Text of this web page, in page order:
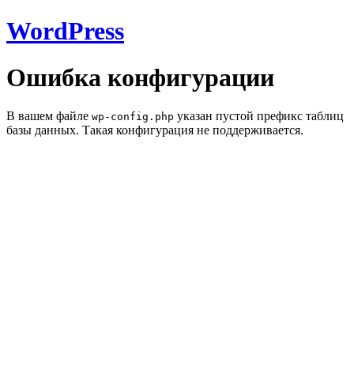
WordPress
Ошибка конфигурации
В вашем файле wp-config.php указан пустой префикс таблиц
базы данных. Такая конфигурация не поддерживается.